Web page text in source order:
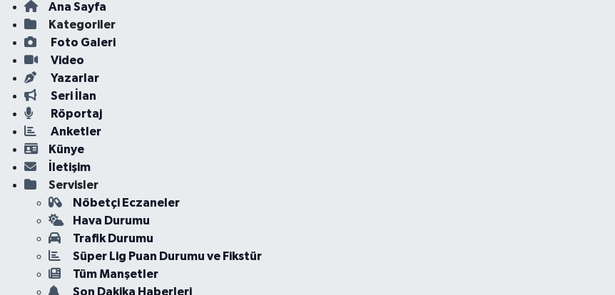
Ana Sayfa
Kategoriler
Foto Galeri
Video
Yazarlar
Seri İlan
Röportaj
Anketler
Künye
İletişim
Servisler
Nöbetçi Eczaneler
Hava Durumu
Trafik Durumu
Süper Lig Puan Durumu ve Fikstür
Tüm Manşetler
Son Dakika Haberleri